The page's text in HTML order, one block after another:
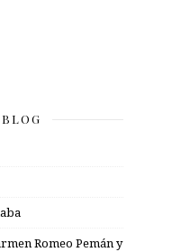
Romeo Pemán y